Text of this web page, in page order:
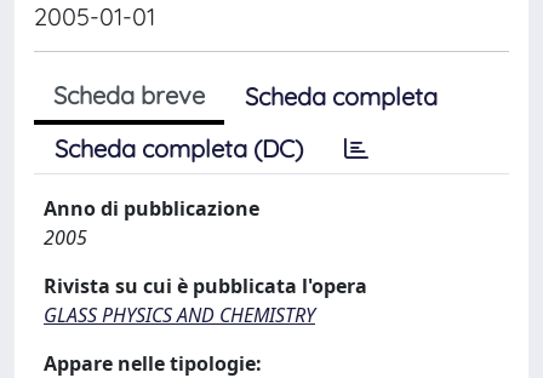
2005-01-01
Scheda breve
Scheda completa
Scheda completa (DC)
Anno di pubblicazione
2005
Rivista su cui è pubblicata l'opera
GLASS PHYSICS AND CHEMISTRY
Appare nelle tipologie: